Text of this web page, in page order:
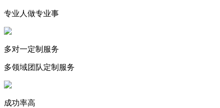
专业人做专业事
多对一定制服务
多领域团队定制服务
成功率高